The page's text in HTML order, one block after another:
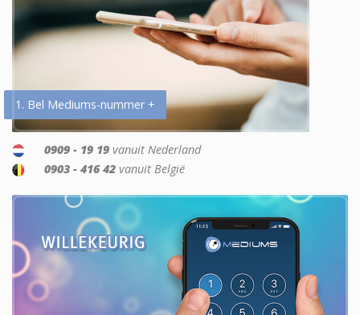
1. Bel Mediums-nummer +
0909 - 19 19 vanuit Nederland
0903 - 416 42 vanuit België